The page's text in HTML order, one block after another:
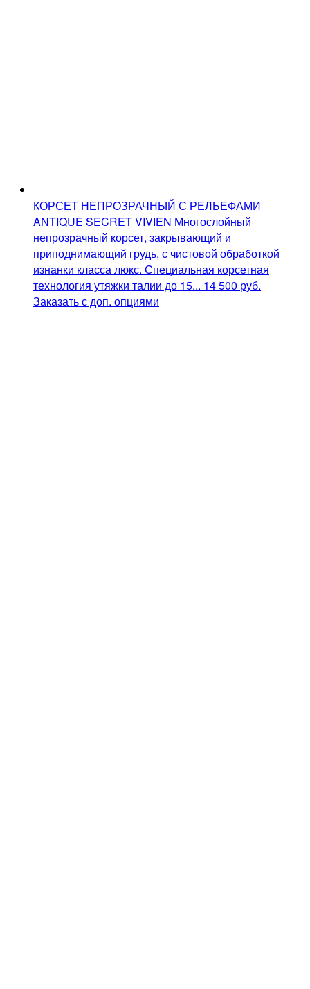
КОРСЕТ НЕПРОЗРАЧНЫЙ С РЕЛЬЕФАМИ
ANTIQUE SECRET VIVIEN Многослойный
непрозрачный корсет, закрывающий и
приподнимающий грудь, с чистовой обработкой
изнанки класса люкс. Специальная корсетная
технология утяжки талии до 15... 14 500 руб.
Заказать с доп. опциями